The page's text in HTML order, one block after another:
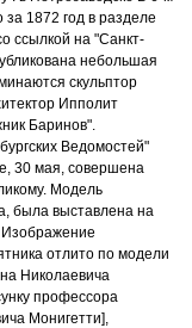
за 1872 год в разделе
ссылкой на "Санкт-
небольшая
скульптор
Ипполит
Баринов".
Ведомостей"
30 мая, совершена
Модель
была выставлена на
отлито по модели
Николаевича
профессора
Монигетти],